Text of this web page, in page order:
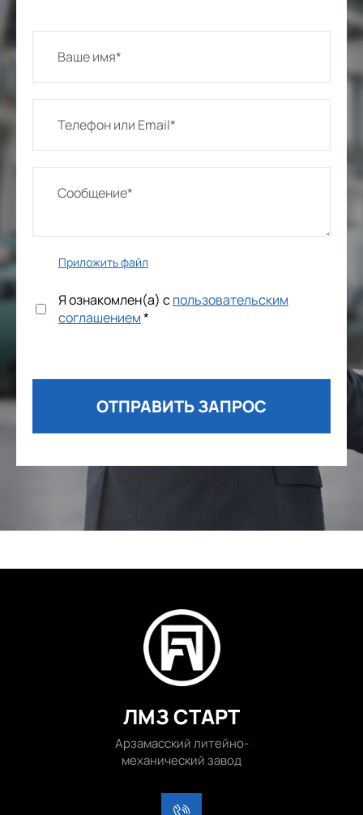
Приложить файл
Я ознакомлен(а) спользовательским
соглашением*
ОТПРАВИТЬ ЗАПРОС
ЛМЗ СТАРТ
Арзамасский литейно-
механический завод